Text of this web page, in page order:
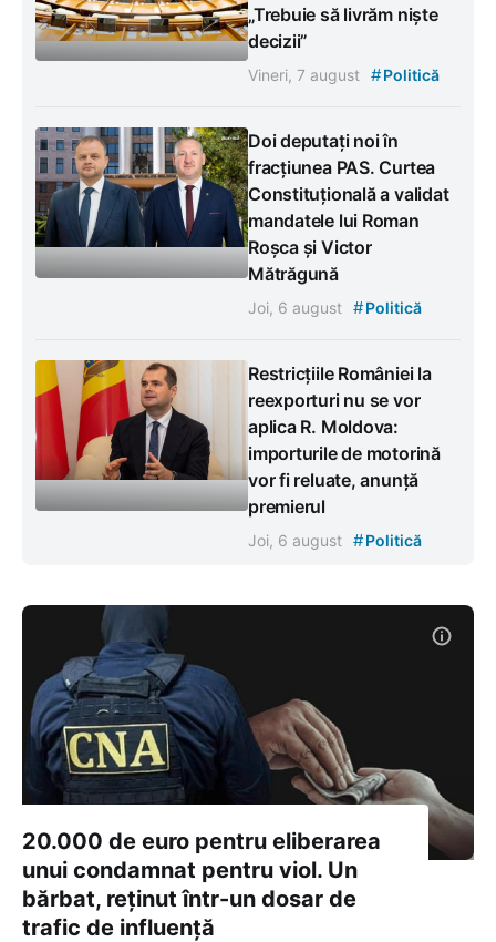
„Trebuie să livrăm niște
decizii”
Vineri, 7 august #Politică
Doi deputați noi în
fracțiunea PAS. Curtea
Constituțională a validat
mandatele lui Roman
Roșca și Victor
Mătrăgună
Joi, 6 august #Politică
Restricțiile României la
reexporturi nu se vor
aplica R. Moldova:
importurile de motorină
vor fi reluate, anunță
premierul
Joi, 6 august #Politică
20.000 de euro pentru eliberarea
unui condamnat pentru viol. Un
bărbat, reținut într-un dosar de
trafic de influență